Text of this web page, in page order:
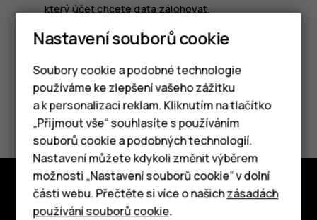
Chytré telefony
Tlačítkové telefony
Tablety
který účet chcete data zálohovat.
Pomohlo vám to?
Ano Ne
Prozkoumat
Nastavení souborů cookie
Soubory cookie a podobné technologie
používáme ke zlepšení vašeho zážitku
a k personalizaci reklam. Kliknutím na tlačítko
„Přijmout vše“ souhlasíte s používáním
souborů cookie a podobných technologií.
Nastavení můžete kdykoli změnit výběrem
možnosti „Nastavení souborů cookie“ v dolní
části webu. Přečtěte si více o našichzásadách
používání souborů cookie.